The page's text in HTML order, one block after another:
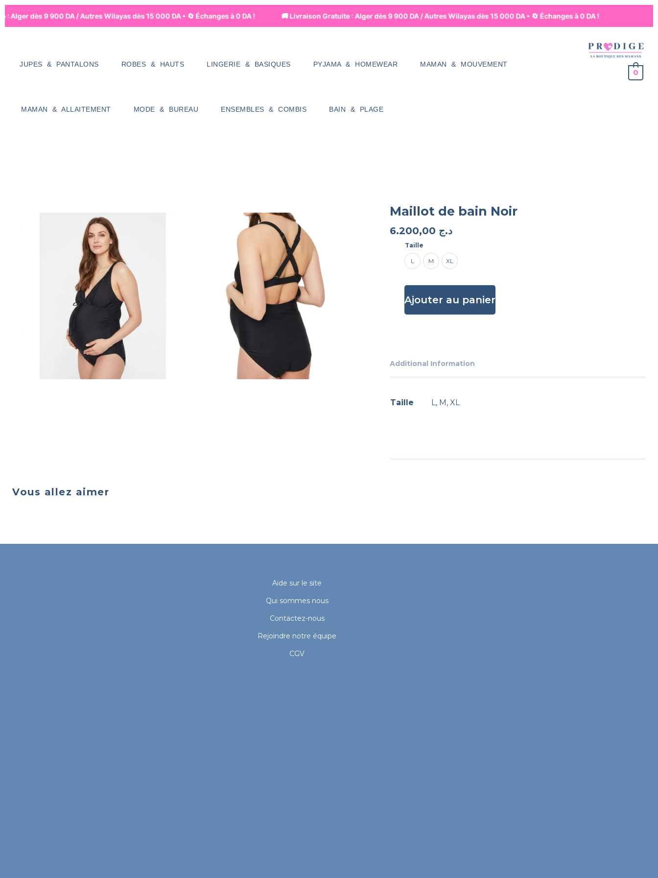
Alger dès 9 900 DA / Autres Wilayas dès 15 000 DA • 🔄 Échanges à 0 DA ! 🚚 Livraison Gratuite : Alger dès 9 900 DA / Autres Wilayas dès 15 000 DA • 🔄 Échanges à 0 DA !
JUPES & PANTALONS ROBES & HAUTS LINGERIE & BASIQUES PYJAMA & HOMEWEAR MAMAN & MOUVEMENT
MAMAN & ALLAITEMENT MODE & BUREAU ENSEMBLES & COMBIS BAIN & PLAGE
0
Maillot de bain Noir
د.ج
Taille
L M XL
Ajouter au panier
Additional Information
Taille L, M, XL
Vous allez aimer
Aide sur le site
Qui sommes nous
Contactez-nous
Rejoindre notre équipe
CGV